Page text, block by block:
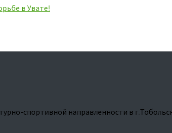
в Увате!
спортивной направленности в